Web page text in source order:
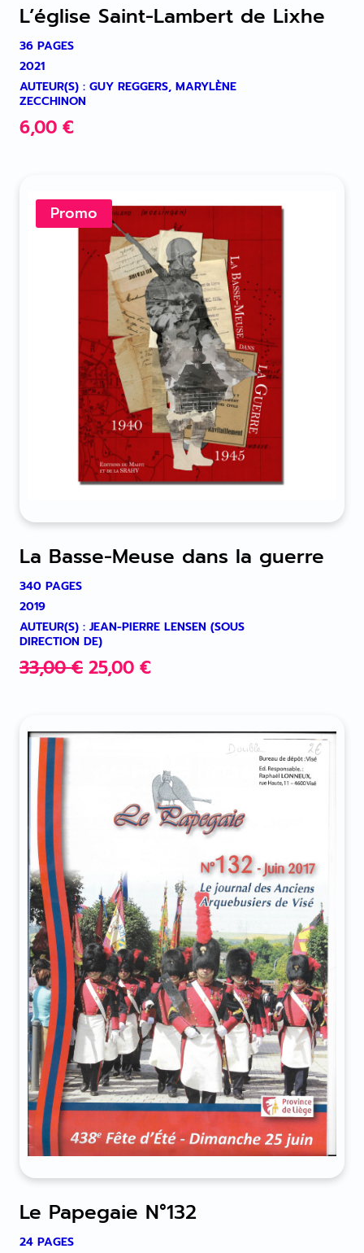
L’église Saint-Lambert de Lixhe
36 PAGES
2021
AUTEUR(S) : GUY REGGERS, MARYLÈNE
ZECCHINON
6,00 €
Promo
La Basse-Meuse dans la guerre
340 PAGES
2019
AUTEUR(S) : JEAN-PIERRE LENSEN (SOUS
DIRECTION DE)
33,00€ LE
33,00 €.
25,00 €LE
25,00 €.
Le Papegaie N°132
24 PAGES